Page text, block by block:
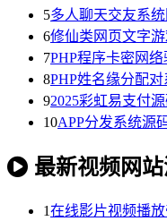
5多人聊天交友系
6修仙类网页文字
7PHP程序卡密网
8PHP姓名缘分配
92025彩虹易支付
10APP分发系统源
最新视频网
1在线影片视频播